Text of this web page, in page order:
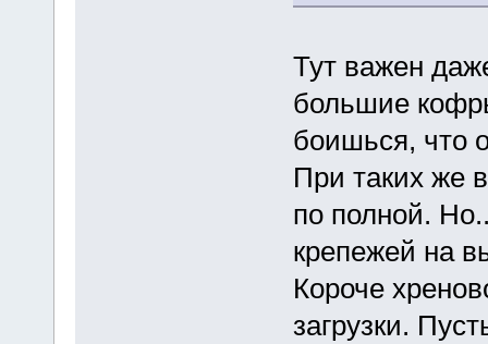
Тут важен
большие
боишься, что
При таких же
по полной.
крепежей на
Короче
загрузки.